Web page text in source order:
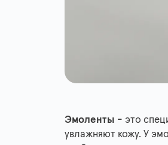
Эмоленты - это
увлажняют кожу. У